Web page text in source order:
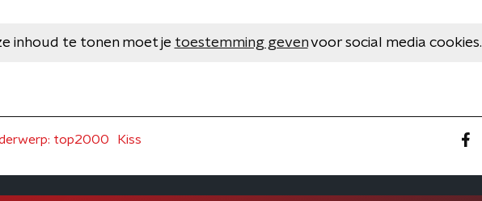
inhoud te tonen moet je toestemming gevenvoor social media cookies.
top2000 Kiss